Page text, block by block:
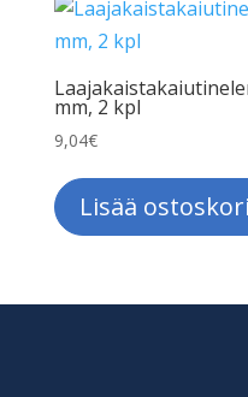
mm, 2 kpl
9,04€
Lisää